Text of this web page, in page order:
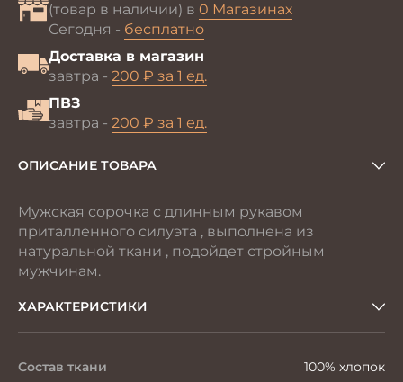
(товар в наличии) в 0 Магазинах
Сегодня - бесплатно
Доставка в магазин
завтра - 200 ₽ за 1 ед.
ПВЗ
завтра - 200 ₽ за 1 ед.
ОПИСАНИЕ ТОВАРА
Мужская сорочка с длинным рукавом
приталленного силуэта , выполнена из
натуральной ткани , подойдет стройным
мужчинам.
ХАРАКТЕРИСТИКИ
Состав ткани 100% хлопок